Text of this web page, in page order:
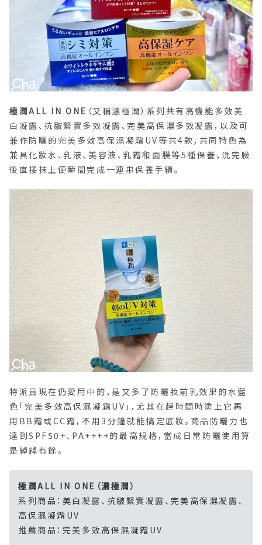
極潤ALL IN ONE （又稱濃極潤）系列共有高機能多效美
白凝露、抗皺緊實多效凝露、完美高保濕多效凝露，以及可
兼作防曬的完美多效高保濕凝霜UV等共4款，共同特色為
兼具化妝水、乳液、美容液、乳霜和面膜等5種保養，洗完臉
後直接抹上便瞬間完成一連串保養手續。
特派員現在仍愛用中的，是又多了防曬妝前乳效果的水藍
色「完美多效高保濕凝霜UV」，尤其在趕時間時塗上它再
用BB霜或CC霜，不用3分鐘就能搞定底妝。商品防曬力也
達到SPF50+、PA++++的最高規格，當成日常防曬使用算
是綽綽有餘。
極潤ALL IN ONE（濃極潤）
系列商品：美白凝露、抗皺緊實凝露、完美高保濕凝露、
高保濕凝霜UV
推薦商品：完美多效高保濕凝霜UV